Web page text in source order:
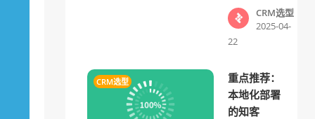
CRM选型
2025-04-
22
CRM选型
重点推荐：
本地化部署
的知客